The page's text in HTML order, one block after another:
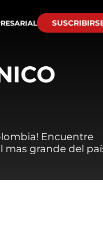
Encuentre
mas grande del